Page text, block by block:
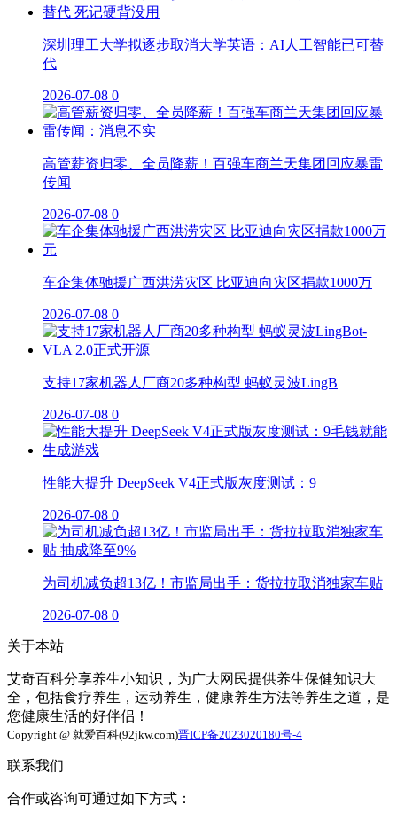
深圳理工大学拟逐步取消大学英语：AI人工智能已可替
代
2026-07-08 0
高管薪资归零、全员降薪！百强车商兰天集团回应暴雷
传闻
2026-07-08 0
车企集体驰援广西洪涝灾区 比亚迪向灾区捐款1000万
2026-07-08 0
支持17家机器人厂商20多种构型 蚂蚁灵波LingB
2026-07-08 0
性能大提升 DeepSeek V4正式版灰度测试：9
2026-07-08 0
为司机减负超13亿！市监局出手：货拉拉取消独家车贴
2026-07-08 0
关于本站
艾奇百科分享养生小知识，为广大网民提供养生保健知识大
全，包括食疗养生，运动养生，健康养生方法等养生之道，是
您健康生活的好伴侣！
Copyright @ 就爱百科(92jkw.com)晋ICP备2023020180号-4
联系我们
合作或咨询可通过如下方式：